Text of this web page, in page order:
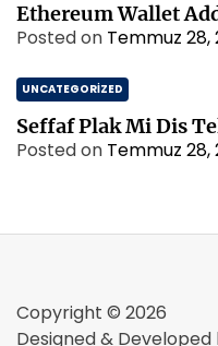
Ethereum Wallet
Posted on Temmuz 28,
UNCATEGORIZED
Seffaf Plak Mi Dis
Posted on Temmuz 28,
Copyright © 2026
Designed & Developed